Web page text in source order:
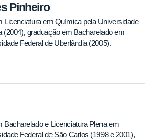
Pinheiro
Licenciatura em Química pela Universidade
(2004), graduação em Bacharelado em
Federal de Uberlândia (2005).
Bacharelado e Licenciatura Plena em
Federal de São Carlos (1998 e 2001),